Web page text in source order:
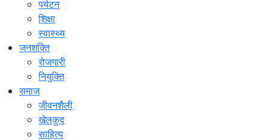
पर्यटन
शिक्षा
स्वास्थ्य
जनशक्ति
रोजगारी
नियुक्ति
समाज
जीवनशैली
खेलकुद
साहित्य